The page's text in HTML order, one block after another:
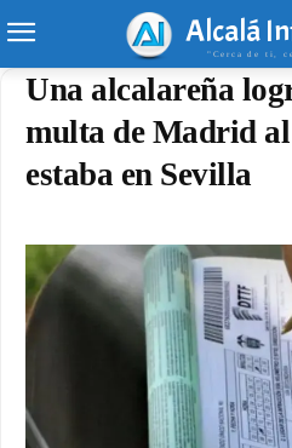
Alcalá
"Cerca de ti,
Una alcalareña
multa de Madrid
estaba en Sevilla